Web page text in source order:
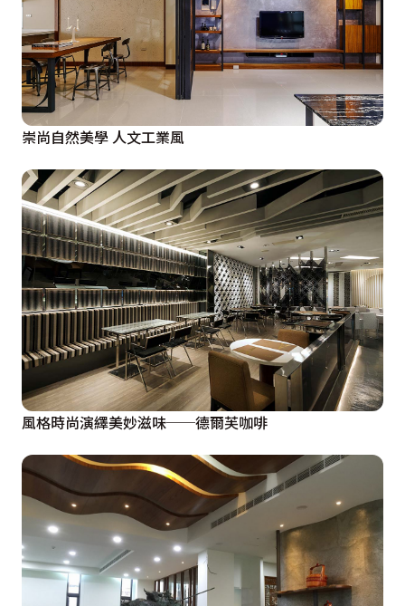
崇尚自然美學 人文工業風
風格時尚演繹美妙滋味──德爾芙咖啡